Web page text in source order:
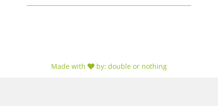
Made with by: double or nothing